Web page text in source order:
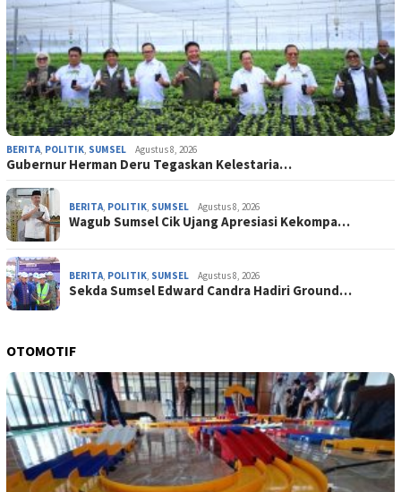
BERITA, POLITIK, SUMSEL Agustus 8, 2026
Gubernur Herman Deru Tegaskan Kelestaria…
BERITA, POLITIK, SUMSEL Agustus 8, 2026
Wagub Sumsel Cik Ujang Apresiasi Kekompa…
BERITA, POLITIK, SUMSEL Agustus 8, 2026
Sekda Sumsel Edward Candra Hadiri Ground…
OTOMOTIF